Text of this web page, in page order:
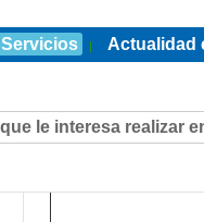
Servicios | Actualidad